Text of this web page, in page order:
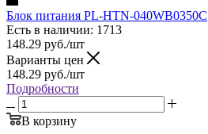
Блок питания PL-HTN-040WB0350C
Есть в наличии: 1713
148.29 руб./шт
Варианты цен
148.29 руб./шт
Подробности
В корзину